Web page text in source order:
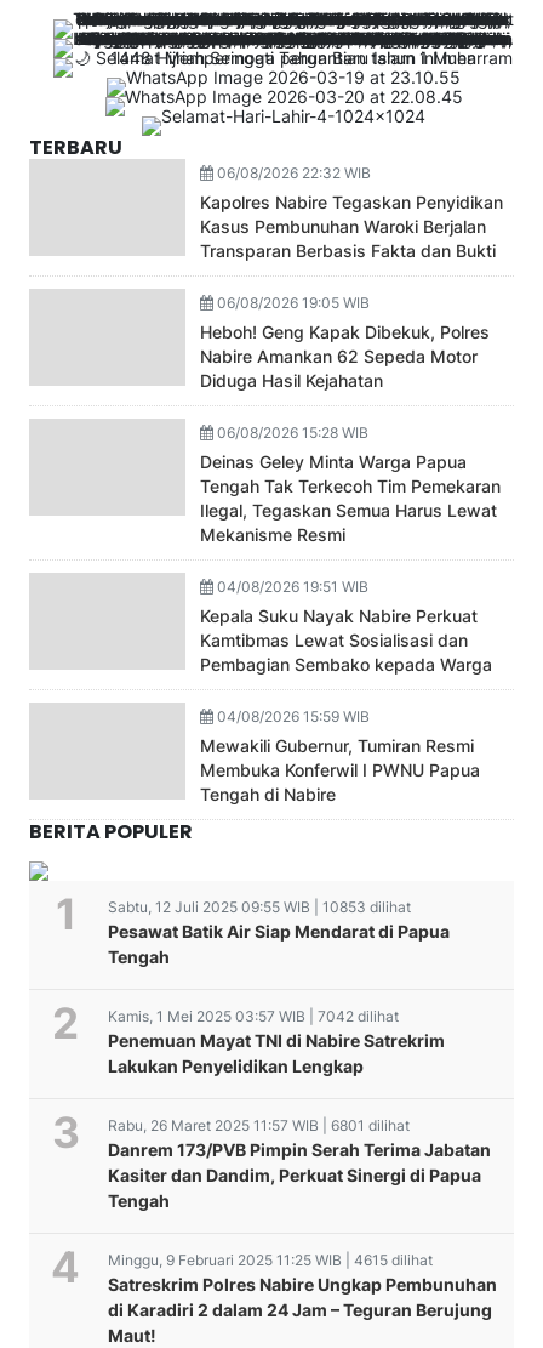
TERBARU
06/08/2026 22:32 WIB
Kapolres Nabire Tegaskan Penyidikan
Kasus Pembunuhan Waroki Berjalan
Transparan Berbasis Fakta dan Bukti
06/08/2026 19:05 WIB
Heboh! Geng Kapak Dibekuk, Polres
Nabire Amankan 62 Sepeda Motor
Diduga Hasil Kejahatan
06/08/2026 15:28 WIB
Deinas Geley Minta Warga Papua
Tengah Tak Terkecoh Tim Pemekaran
Ilegal, Tegaskan Semua Harus Lewat
Mekanisme Resmi
04/08/2026 19:51 WIB
Kepala Suku Nayak Nabire Perkuat
Kamtibmas Lewat Sosialisasi dan
Pembagian Sembako kepada Warga
04/08/2026 15:59 WIB
Mewakili Gubernur, Tumiran Resmi
Membuka Konferwil I PWNU Papua
Tengah di Nabire
BERITA POPULER
Sabtu, 12 Juli 2025 09:55 WIB | 10853 dilihat
Pesawat Batik Air Siap Mendarat di Papua
Tengah
Kamis, 1 Mei 2025 03:57 WIB | 7042 dilihat
Penemuan Mayat TNI di Nabire Satrekrim
Lakukan Penyelidikan Lengkap
Rabu, 26 Maret 2025 11:57 WIB | 6801 dilihat
Danrem 173/PVB Pimpin Serah Terima Jabatan
Kasiter dan Dandim, Perkuat Sinergi di Papua
Tengah
Minggu, 9 Februari 2025 11:25 WIB | 4615 dilihat
Satreskrim Polres Nabire Ungkap Pembunuhan
di Karadiri 2 dalam 24 Jam – Teguran Berujung
Maut!